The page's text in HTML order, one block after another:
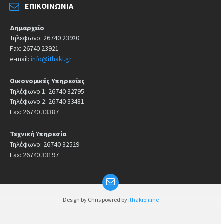
ΕΠΙΚΟΙΝΩΝΊΑ
Δημαρχείο
Τηλεφωνο: 26740 23920
Fax: 26740 23921
e-mail: info@ithaki.gr
Οικονομικές Υπηρεσίες
Τηλέφωνο 1: 26740 32795
Τηλέφωνο 2: 26740 33481
Fax: 26740 33387
Τεχνική Υπηρεσία
Τηλέφωνο: 26740 32529
Fax: 26740 33197
Design by Chris powred by ithakionline